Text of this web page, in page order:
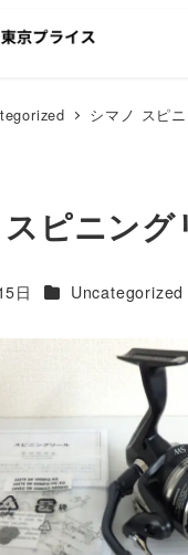
シマノ スピ
ピニング
日 カテゴリー
Uncategorized